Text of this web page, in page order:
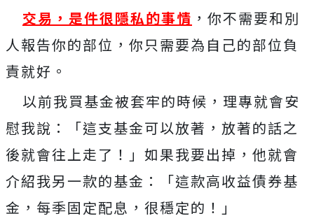
交易，是件很隱私的事情 ，你不需要和別
人報告你的部位，你只需要為自己的部位負
責就好。
以前我買基金被套牢的時候，理專就會安
慰我說：「這支基金可以放著，放著的話之
後就會往上走了！」如果我要出掉，他就會
介紹我另一款的基金：「這款高收益債券基
金，每季固定配息，很穩定的！」